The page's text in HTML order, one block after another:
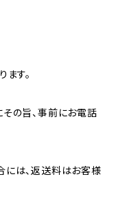
す。
の旨、事前にお電話
には、返送料はお客様